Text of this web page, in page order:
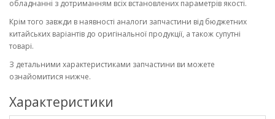
обладнанні з дотриманням всіх встановлених параметрів якості.
Крім того завжди в наявності аналоги запчастини від бюджетних
китайських варіантів до оригінальної продукції, а також супутні
товарі.
З детальними характеристиками запчастини ви можете
ознайомитися нижче.
Характеристики